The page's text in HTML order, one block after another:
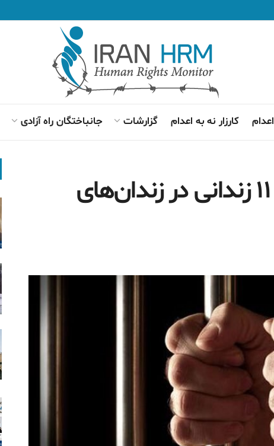
اعدام کارزار نه به اعدام گزارشات جانباختگان راه آزادی
اعتصاب غذای بیش از ۱۱ زندانی در زندان‌های